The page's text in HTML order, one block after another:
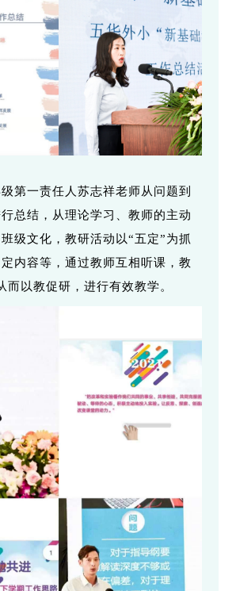
第一责任人苏志祥老师从问题到
总结，从理论学习、教师的主动
级文化，教研活动以“五定”为抓
内容等，通过教师互相听课，教
而以教促研，进行有效教学。